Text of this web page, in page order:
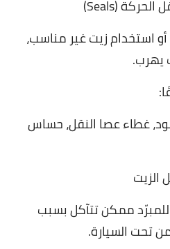
أو استخدام زيت غير مناسب،
يهرب.
غطاء عصا النقل، حساس
للمبرّد ممكن تتآكل بسبب
تحت السيارة.